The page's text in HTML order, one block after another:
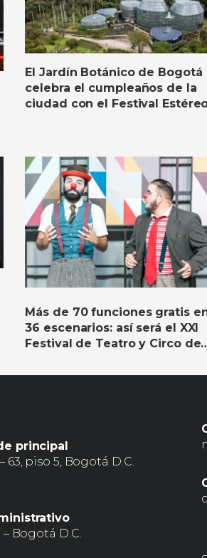
El Jardín Botánico de Bogotá
celebra el cumpleaños de la
ciudad con el Festival
Más de 70 funciones gratis
36 escenarios: así será el XXI
Festival de Teatro y Circo de
principal
63, piso 5, Bogotá D.C.
– Bogotá D.C.